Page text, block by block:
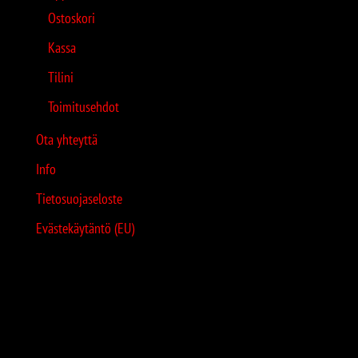
Ostoskori
Kassa
Tilini
Toimitusehdot
Ota yhteyttä
Info
Tietosuojaseloste
Evästekäytäntö (EU)